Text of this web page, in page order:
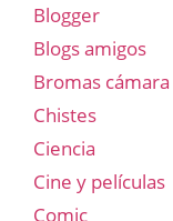
Blogger
Blogs amigos
Bromas
Chistes
Ciencia
Cine y películas
Comic